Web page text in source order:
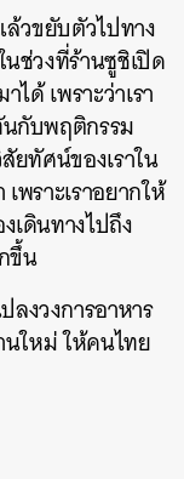
ล้วขยับตัวไปทาง
ช่วงที่ร้านซูชิเปิด
ด้ เพราะว่าเรา
กับพฤติกรรม
ยทัศน์ของเราใน
พราะเราอยากให้
ดินทางไปถึง
ขึ้น
ลงวงการอาหาร
ใหม่ ให้คนไทย